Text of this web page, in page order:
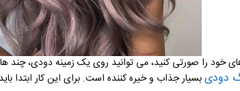
خود را صورتی کنید، می توانید روی یک زمینه دودی، چند
دودیبسیار جذاب و خیره کننده است. برای این کار ابتدا